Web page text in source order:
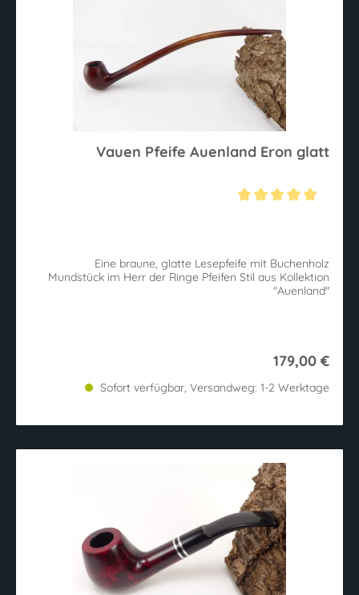
Vauen Pfeife Auenland Eron glatt
Eine braune, glatte Lesepfeife mit Buchenholz
Mundstück im Herr der Ringe Pfeifen Stil aus Kollektion
"Auenland"
179,00 €
Sofort verfügbar, Versandweg: 1-2 Werktage